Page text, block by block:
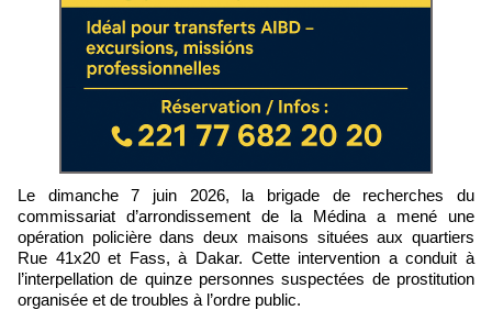
Le dimanche 7 juin 2026, la brigade de recherches du
commissariat d’arrondissement de la Médina a mené une
opération policière dans deux maisons situées aux quartiers
Rue 41x20 et Fass, à Dakar. Cette intervention a conduit à
l’interpellation de quinze personnes suspectées de prostitution
organisée et de troubles à l’ordre public.